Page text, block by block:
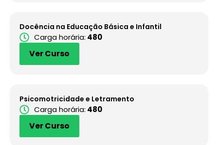
Docência na Educação Básica e Infantil
Carga horária: 480
Ver Curso
Psicomotricidade e Letramento
Carga horária: 480
Ver Curso